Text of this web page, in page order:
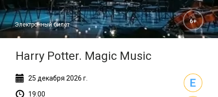
Harry Potter. Magic Music
Электронный билет 6+
25 декабря 2026 г.
19:00